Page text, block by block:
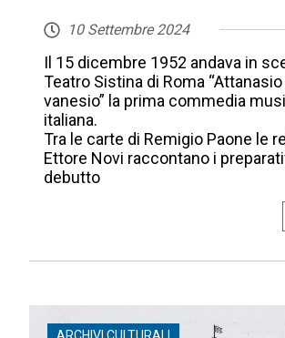
10 Settembre 2024
Il 15 dicembre 1952 andava in
Teatro Sistina di Roma
vanesio” la prima commedia
italiana.
Tra le carte di Remigio Paone le
Ettore Novi raccontano i
debutto